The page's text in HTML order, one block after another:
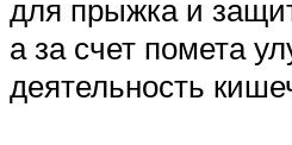
для прыжка и
а за счет помета
деятельность